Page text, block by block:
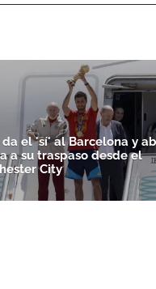
da el 'sí' al Barcelona y
a su traspaso desde el
City